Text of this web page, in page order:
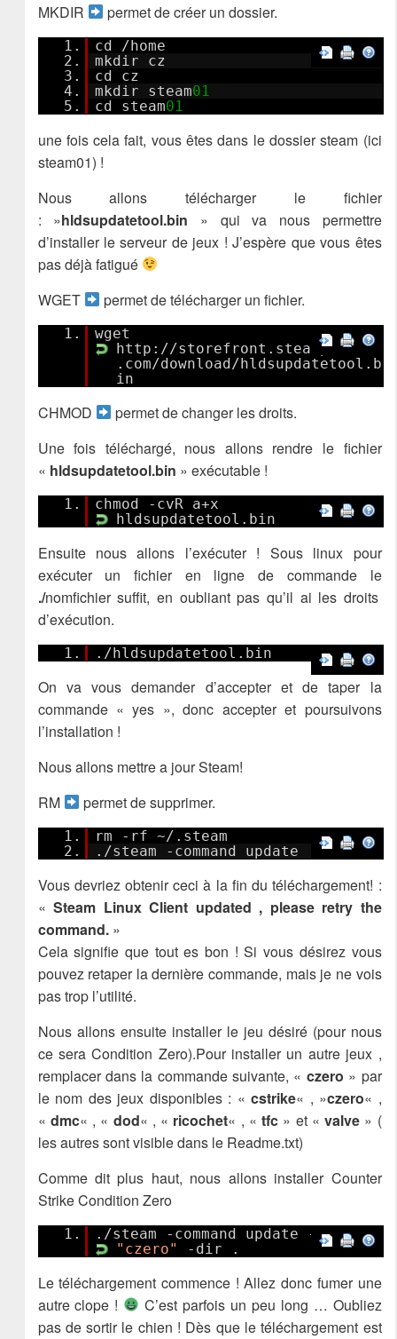
MKDIR
permet de créer un dossier.
1.
cd /home
2.
mkdir cz
3.
cd cz
4.
mkdir steam01
5.
cd steam01
une fois cela fait, vous êtes dans le dossier steam (ici
steam01) !
Nous allons télécharger le fichier
: »hldsupdatetool.bin » qui va nous permettre
d’installer le serveur de jeux ! J’espère que vous êtes
pas déjà fatigué
WGET
permet de télécharger un fichier.
1.
wget
http://storefront.steampowered
.com/download/hldsupdatetool.b
in
CHMOD
permet de changer les droits.
Une fois téléchargé, nous allons rendre le fichier
« hldsupdatetool.bin » exécutable !
1.
chmod -cvR a+x
hldsupdatetool.bin
Ensuite nous allons l’exécuter ! Sous linux pour
exécuter un fichier en ligne de commande le
./nomfichier suffit, en oubliant pas qu’il ai les droits
d’exécution.
1. ./hldsupdatetool.bin
On va vous demander d’accepter et de taper la
commande « yes », donc accepter et poursuivons
l’installation !
Nous allons mettre a jour Steam!
RM
permet de supprimer.
1.
rm -rf ~/.steam
2.
./steam -command update
Vous devriez obtenir ceci à la fin du téléchargement! :
«Steam Linux Client updated , please retry the
command.»
Cela signifie que tout es bon ! Si vous désirez vous
pouvez retaper la dernière commande, mais je ne vois
pas trop l’utilité.
Nous allons ensuite installer le jeu désiré (pour nous
ce sera Condition Zero).Pour installer un autre jeux ,
remplacer dans la commande suivante, « czero » par
le nom des jeux disponibles : «cstrike« , »czero« ,
« dmc« , « dod« , « ricochet« , «tfc » et «valve » (
les autres sont visible dans le Readme.txt)
Comme dit plus haut, nous allons installer Counter
Strike Condition Zero
1.
./steam -command update -game
"czero"
-dir .
Le téléchargement commence ! Allez donc fumer une
autre clope !
C’est parfois un peu long … Oubliez
pas de sortir le chien ! Dès que le téléchargement est